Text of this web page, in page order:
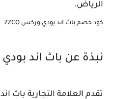
الرياض.
كود خصم باث اند بودي وركس ZZCO
نبذة عن باث اند بودي
تقدم العلامة التجارية باث